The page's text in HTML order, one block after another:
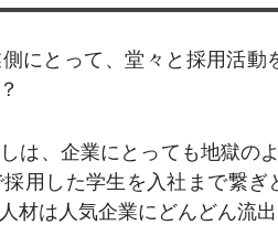
にとって、堂々と採用活動
は、企業にとっても地獄の
用した学生を入社まで繋
材は人気企業にどんどん流出